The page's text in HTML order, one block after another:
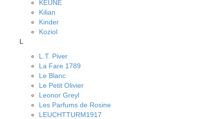
KEUNE
Kilian
Kinder
Koziol
L
L.T. Piver
La Fare 1789
Le Blanc
Le Petit Olivier
Leonor Greyl
Les Parfums de Rosine
LEUCHTTURM1917